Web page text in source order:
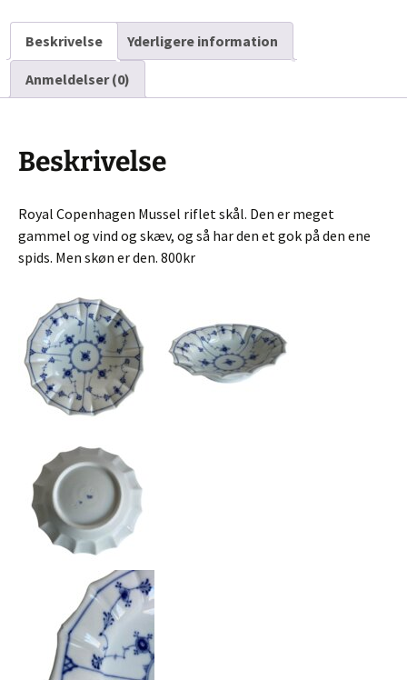
Beskrivelse Yderligere information
Anmeldelser (0)
Beskrivelse
Royal Copenhagen Mussel riflet skål. Den er meget
gammel og vind og skæv, og så har den et gok på den ene
spids. Men skøn er den. 800kr